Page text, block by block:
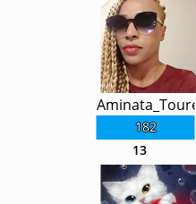
182
Aminata_Toure
13